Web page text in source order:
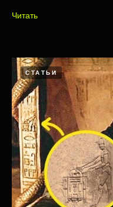
Читать
СТАТЬИ